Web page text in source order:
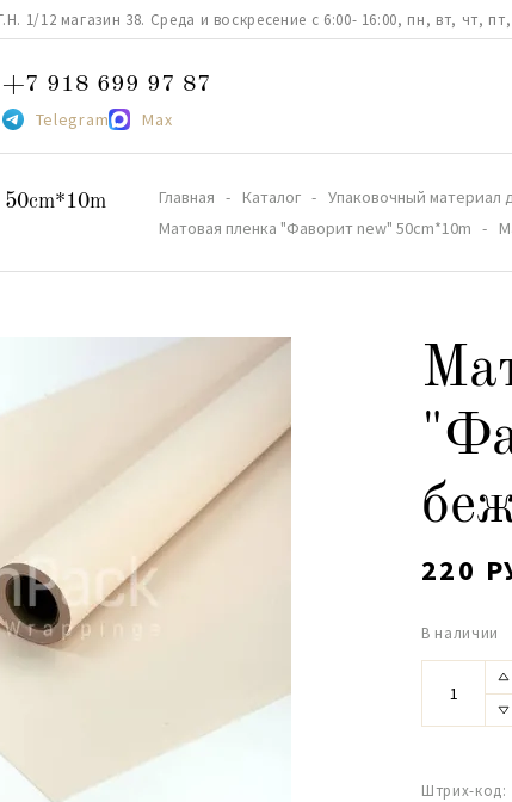
1/12 магазин 38. Среда и воскресение с 6:00- 16:00, пн, вт, чт, пт,
+7 918 699 97 87
Telegram Max
Главная Каталог Упаковочный материал
Матовая пленка "Фаворит new" 50сm*10m
220
В наличии
Штрих-код: